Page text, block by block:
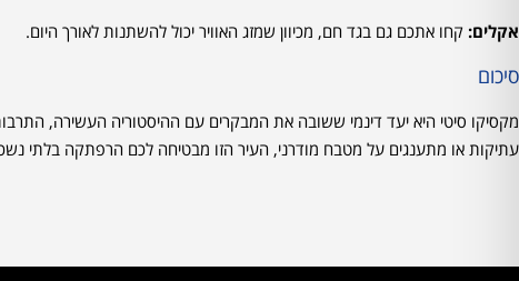
אקלים: קחו אתכם גם בגד חם, מכיוון שמזג האוויר יכול להשתנות לאורך היום.
סיכום
מקסיקו סיטי היא יעד דינמי ששובה את המבקרים עם ההיסטוריה העשירה,
עתיקות או מתענגים על מטבח מודרני, העיר הזו מבטיחה לכם הרפתקה בלתי